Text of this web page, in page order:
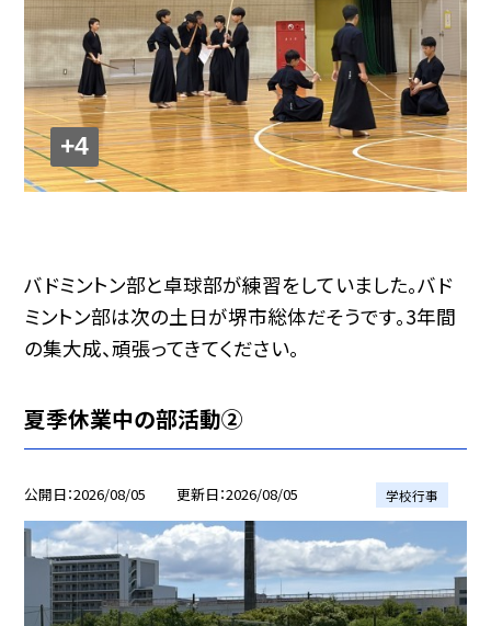
+4
バドミントン部と卓球部が練習をしていました。バド
ミントン部は次の土日が堺市総体だそうです。3年間
の集大成、頑張ってきてください。
夏季休業中の部活動②
公開日 2026/08/05 更新日 2026/08/05 学校行事